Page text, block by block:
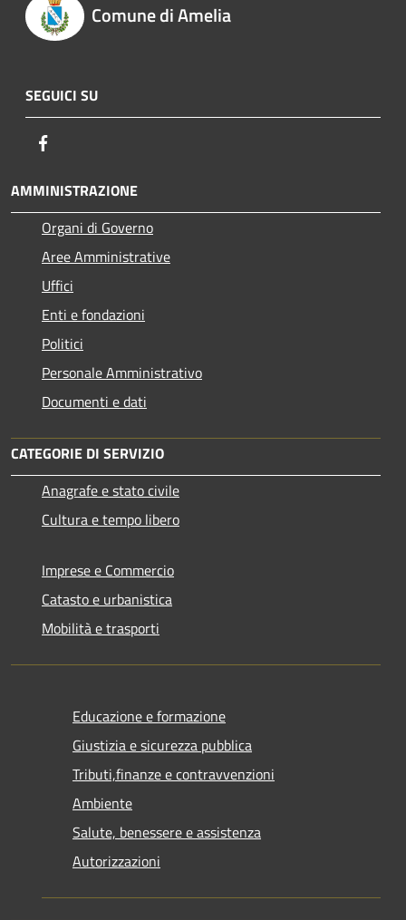
Comune di Amelia
SEGUICI SU
AMMINISTRAZIONE
Organi di Governo
Aree Amministrative
Uffici
Enti e fondazioni
Politici
Personale Amministrativo
Documenti e dati
CATEGORIE DI SERVIZIO
Anagrafe e stato civile
Cultura e tempo libero
Imprese e Commercio
Catasto e urbanistica
Mobilità e trasporti
Educazione e formazione
Giustizia e sicurezza pubblica
Tributi,finanze e contravvenzioni
Ambiente
Salute, benessere e assistenza
Autorizzazioni